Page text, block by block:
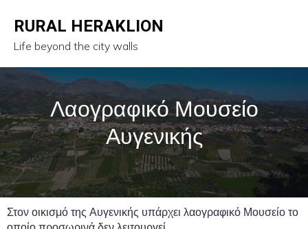
RURAL HERAKLION
Life beyond the city walls
Λαογραφικό Μουσείο
Αυγενικής
Στον οικισμό της Αυγενικής υπάρχει λαογραφικό Μουσείο το